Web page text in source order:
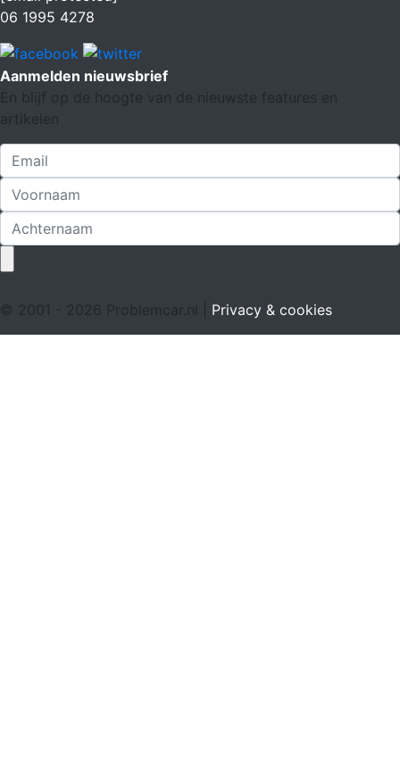
06 1995 4278
Aanmelden nieuwsbrief
En blijf op de hoogte van de nieuwste features en
artikelen
© 2001 - 2026 Problemcar.nl | Privacy & cookies